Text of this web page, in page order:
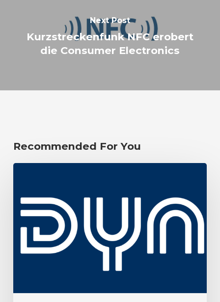
Next Post
Kurzstreckenfunk NFC erobert
die Consumer Electronics
Recommended For You